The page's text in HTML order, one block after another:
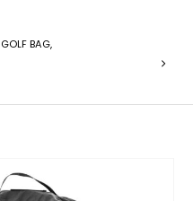
BAG,